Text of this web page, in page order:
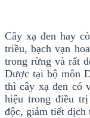
Cây xạ đen hay
triều, bạch vạn
trong rừng và rất
Dược tại bộ môn
thì cây xạ đen có
hiệu trong điều
độc, giảm tiết